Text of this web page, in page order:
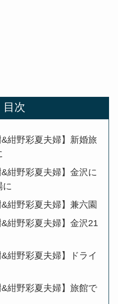
目次
&紺野彩夏夫婦】新婚旅
&紺野彩夏夫婦】金沢に
に
&紺野彩夏夫婦】兼六園
&紺野彩夏夫婦】金沢21
&紺野彩夏夫婦】ドライ
&紺野彩夏夫婦】旅館で